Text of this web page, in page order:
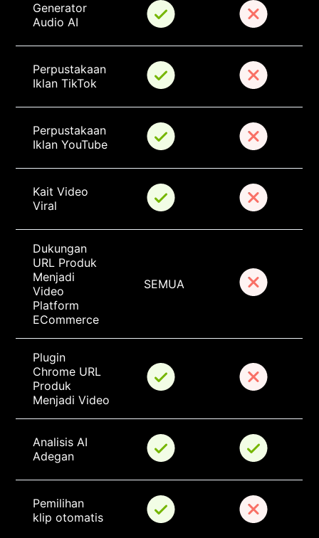
Generator
Audio AI
Perpustakaan
Iklan TikTok
Perpustakaan
Iklan YouTube
Kait Video
Viral
Dukungan
URL Produk
Menjadi
Video
Platform
ECommerce
SEMUA
Plugin
Chrome URL
Produk
Menjadi Video
Analisis AI
Adegan
Pemilihan
klip otomatis